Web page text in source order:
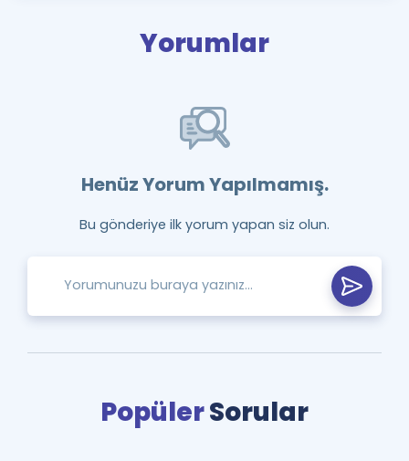
Yorumlar
Henüz Yorum Yapılmamış.
Bu gönderiye ilk yorum yapan siz olun.
PopülerSorular